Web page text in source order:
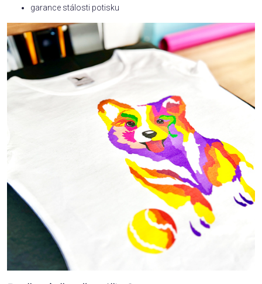
garance stálosti potisku